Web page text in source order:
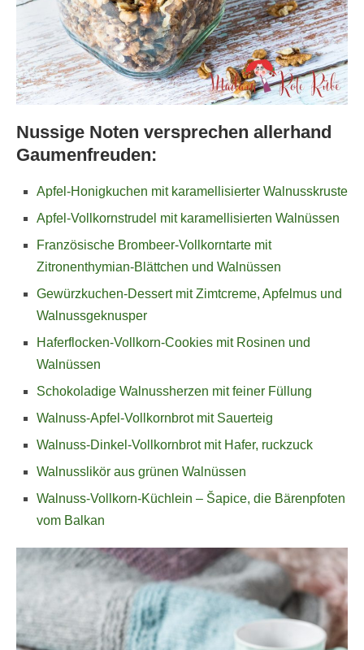
Nussige Noten versprechen allerhand
Gaumenfreuden:
Apfel-Honigkuchen mit karamellisierter Walnusskruste
Apfel-Vollkornstrudel mit karamellisierten Walnüssen
Französische Brombeer-Vollkorntarte mit
Zitronenthymian-Blättchen und Walnüssen
Gewürzkuchen-Dessert mit Zimtcreme, Apfelmus und
Walnussgeknusper
Haferflocken-Vollkorn-Cookies mit Rosinen und
Walnüssen
Schokoladige Walnussherzen mit feiner Füllung
Walnuss-Apfel-Vollkornbrot mit Sauerteig
Walnuss-Dinkel-Vollkornbrot mit Hafer, ruckzuck
Walnusslikör aus grünen Walnüssen
Walnuss-Vollkorn-Küchlein – Šapice, die Bärenpfoten
vom Balkan